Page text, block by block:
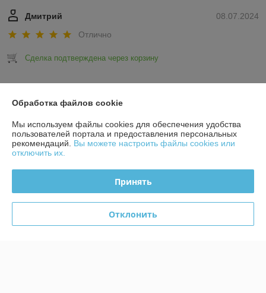
08.07.2024
Дмитрий
Отлично
Сделка подтверждена через корзину
О нас
Контакты
Обработка файлов cookie
Мы используем файлы cookies для обеспечения удобства
пользователей портала и предоставления персональных
рекомендаций. Вы можете настроить файлы cookies или
отключить их.
Принять
Отклонить